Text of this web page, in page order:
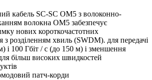
кабель SC-SC OM5 з волоконно-
волокна OM5 забезпечує
нових короткочастотних
з розділенням хвиль (SWDM). для передачі
і 100 Гбіт / с (до 150 м) і зменшення
більш високих швидкостей
патч-корди